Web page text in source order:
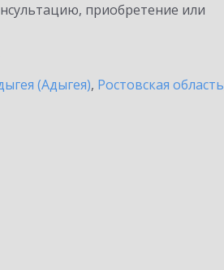
приобретение или
(Адыгея), Ростовская область